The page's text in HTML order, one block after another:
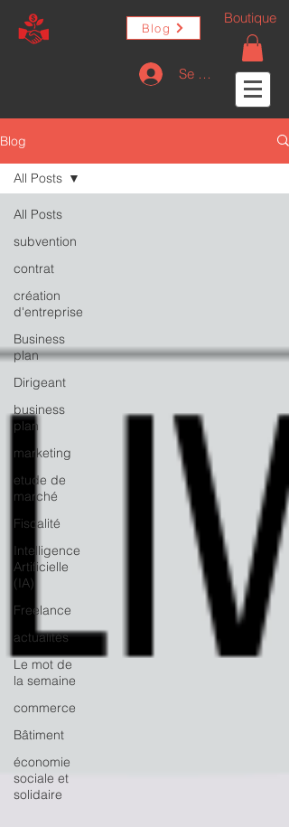
Blog
Se connecter
Boutique
Blog
All Posts
subvention
contrat
création
d'entreprise
Business
plan
Dirigeant
business
plan
marketing
etude de
marché
Fiscalité
Intelligence
Artificielle
(IA)
Freelance
actualités
Le mot de
la semaine
commerce
Bâtiment
économie
sociale et
solidaire
All Posts